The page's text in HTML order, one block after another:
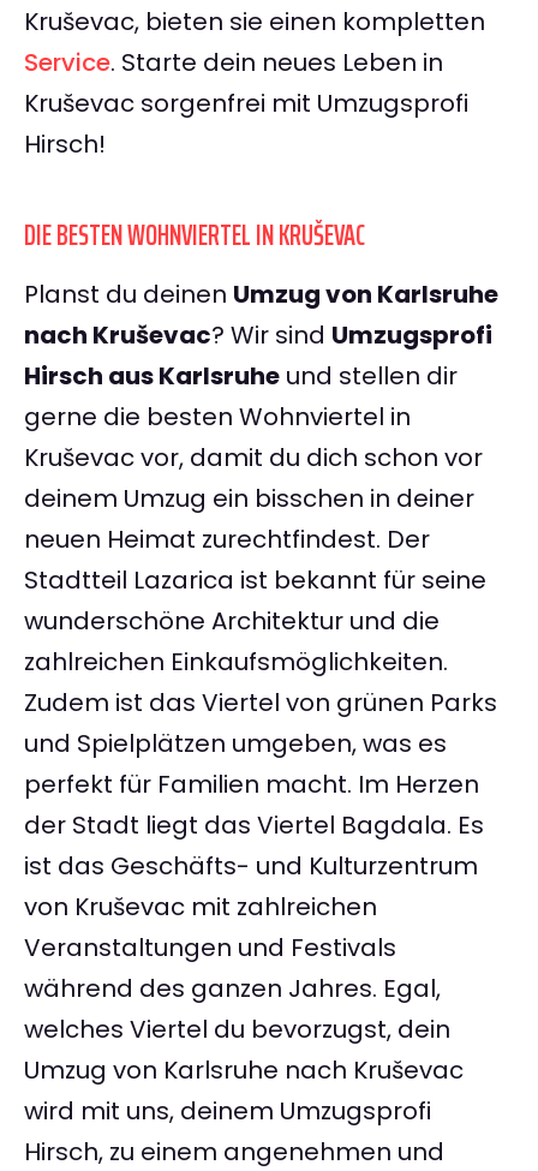
Kruševac, bieten sie einen kompletten
Service. Starte dein neues Leben in
Kruševac sorgenfrei mit Umzugsprofi
Hirsch!
DIE BESTEN WOHNVIERTEL IN KRUŠEVAC
Planst du deinen Umzug von Karlsruhe
nach Kruševac? Wir sind Umzugsprofi
Hirsch aus Karlsruhe und stellen dir
gerne die besten Wohnviertel in
Kruševac vor, damit du dich schon vor
deinem Umzug ein bisschen in deiner
neuen Heimat zurechtfindest. Der
Stadtteil Lazarica ist bekannt für seine
wunderschöne Architektur und die
zahlreichen Einkaufsmöglichkeiten.
Zudem ist das Viertel von grünen Parks
und Spielplätzen umgeben, was es
perfekt für Familien macht. Im Herzen
der Stadt liegt das Viertel Bagdala. Es
ist das Geschäfts- und Kulturzentrum
von Kruševac mit zahlreichen
Veranstaltungen und Festivals
während des ganzen Jahres. Egal,
welches Viertel du bevorzugst, dein
Umzug von Karlsruhe nach Kruševac
wird mit uns, deinem Umzugsprofi
Hirsch, zu einem angenehmen und